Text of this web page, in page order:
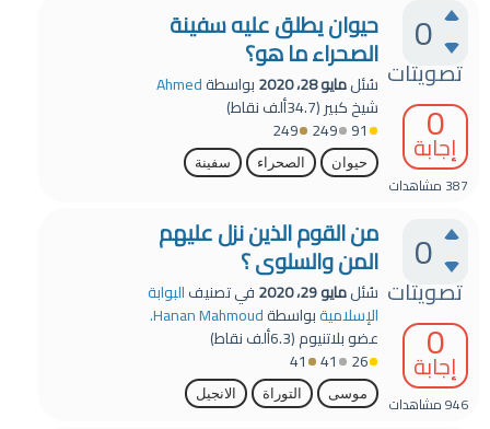
0
تصويتات
0
إجابة
387 مشاهدات
حيوان يطلق عليه سفينة
الصحراء ما هو؟
سُئلمايو 28، 2020 بواسطةAhmed
شيخ كبير(34.7ألف
نقاط)
91
249
249
حيوان الصحراء سفينة
0
تصويتات
0
إجابة
946مشاهدات
من القوم الذين نزل عليهم
المن والسلوى ؟
سُئلمايو 29، 2020 في تصنيفالبوابة
الإسلاميةبواسطةHanan Mahmoud.
عضو بلاتنيوم(6.3ألف
نقاط)
26
41
41
موسى التوراة الانجيل